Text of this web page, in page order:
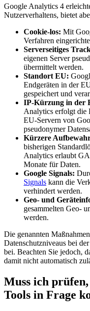
Google Analytics 4
Nutzerverhaltens, bietet
Cookie-los: Mit
Verfahren
Serverseitiges
eigenen Server
übermittelt werden.
Standort EU:
Endgeräten in der
gespeichert und
IP-Kürzung in der
Analytics erfolgt die
EU-Servern von
pseudonymer
Kürzere
bisherigen
Analytics erlaubt
Monate für Daten.
Google Signals:
Signals kann die
verhindert werden.
Geo- und
gesammelten Geo-
werden.
Die genannten
Datenschutzniveaus bei
bei. Beachten Sie jedoch,
damit nicht automatisch
Muss ich
Tools in Frage